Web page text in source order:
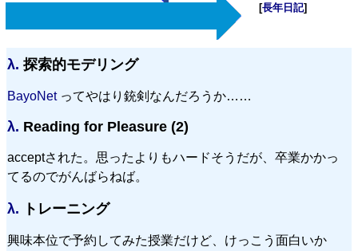
[長年日記]
λ. 探索的モデリング
BayoNetってやはり銃剣なんだろうか……
λ. Reading for Pleasure (2)
acceptされた。思ったよりもハードそうだが、卒業かかっ
てるのでがんばらねば。
λ. トレーニング
興味本位で予約してみた授業だけど、けっこう面白いか